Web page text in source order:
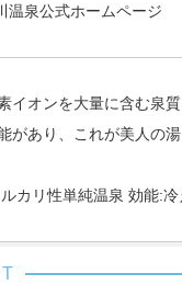
泉公式ホームページ
イオンを大量に含む泉
があり、これが美人の
カリ性単純温泉 効能: